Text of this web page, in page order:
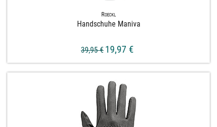
Roeckl
Handschuhe Maniva
39,95 € 19,97 €